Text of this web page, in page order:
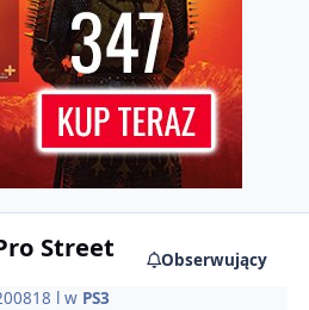
Street
Obserwujący
18 l w PS3